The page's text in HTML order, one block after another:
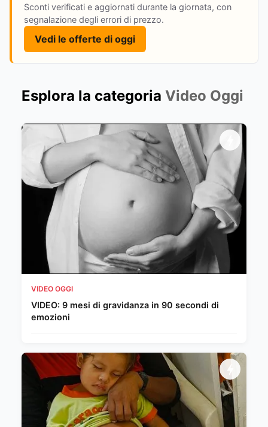
Sconti verificati e aggiornati durante la giornata, con
segnalazione degli errori di prezzo.
Vedi le offerte di oggi
Esplora la categoria Video Oggi
VIDEO OGGI
VIDEO: 9 mesi di gravidanza in 90 secondi di
emozioni